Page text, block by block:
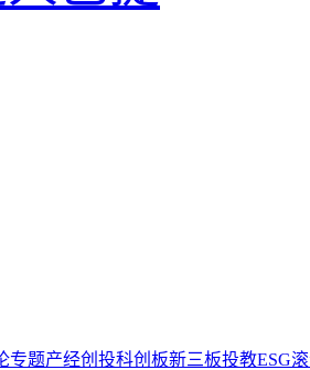
专题产经创投科创板新三板投教ESG